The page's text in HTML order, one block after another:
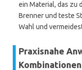
ein Material, das zu
Brenner und teste
Wahl und
Praxisnahe